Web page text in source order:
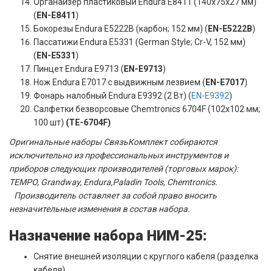
( EN-E8411)
Бокорезы Endura E5222B (карбон; 152 мм) ( EN-E5222B)
Пассатижи Endura E5331 (German Style; Cr-V, 152 мм)
( EN-E5331)
Пинцет Endura E9713 ( EN-E9713)
Нож Endura E7017 с выдвижным лезвием ( EN-E7017)
Фонарь налобный Endura E9392 (2 Вт) (EN-E9392)
Салфетки безворсовые Chemtronics 6704F (102х102 мм;
100 шт) (TE-6704F)
Оригинальные наборы СвязьКомплект собираются
исключительно из профессиональных инструментов и
приборов следующих производителей (торговых марок):
TEMPO, Grandway, Endura,Paladin Tools, Chemtronics.
Производитель оставляет за собой право вносить
незначительные изменения в состав набора.
Назначение набора НИМ-25:
Снятие внешней изоляции с круглого кабеля (разделка